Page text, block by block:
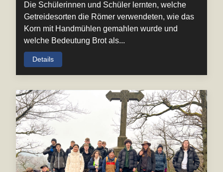
Die Schülerinnen und Schüler lernten, welche
Getreidesorten die Römer verwendeten, wie das
Korn mit Handmühlen gemahlen wurde und
welche Bedeutung Brot als...
Details